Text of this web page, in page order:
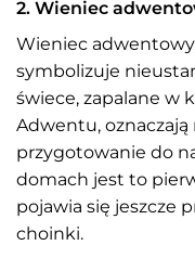
2. Wieniec
Wieniec
symbolizuje
świece, zapalane w
Adwentu, oznaczają
przygotowanie do
domach jest to
pojawia się jeszcze
choinki.